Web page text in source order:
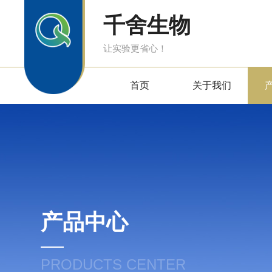
千舍生物
让实验更省心！
首页 关于我们
产品中心
PRODUCTS CENTER